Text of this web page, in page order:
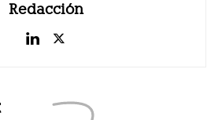
Redacción